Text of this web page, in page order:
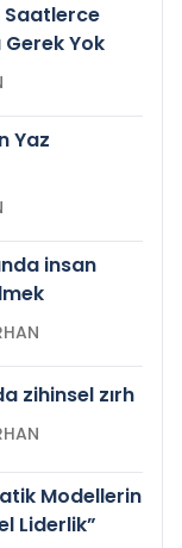
Saatlerce
Yok
Yaz
insan
TARHAN
zihinsel zırh
TARHAN
Modellerin
Liderlik”